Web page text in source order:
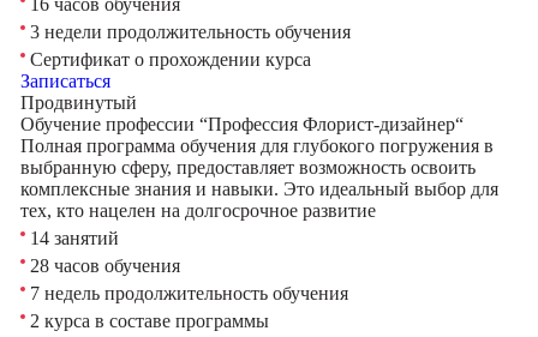
16 часов обучения
3 недели продолжительность обучения
Сертификат о прохождении курса
Записаться
Продвинутый
Обучение профессии “Профессия Флорист-дизайнер“
Полная программа обучения для глубокого погружения в
выбранную сферу, предоставляет возможность освоить
комплексные знания и навыки. Это идеальный выбор для
тех, кто нацелен на долгосрочное развитие
14 занятий
28 часов обучения
7 недель продолжительность обучения
2 курса в составе программы